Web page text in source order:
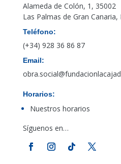
Alameda de Colón, 1, 35002
Las Palmas de Gran Canaria,
Teléfono:
(+34) 928 36 86 87
Email:
Horarios:
Nuestros horarios
Síguenos en…